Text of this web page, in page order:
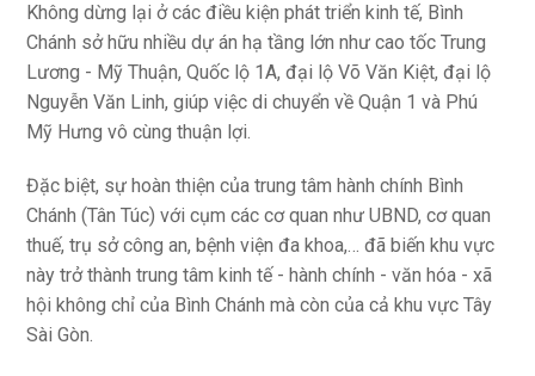
Không dừng lại ở các điều kiện phát triển kinh tế, Bình
Chánh sở hữu nhiều dự án hạ tầng lớn như cao tốc Trung
Lương - Mỹ Thuận, Quốc lộ 1A, đại lộ Võ Văn Kiệt, đại lộ
Nguyễn Văn Linh, giúp việc di chuyển về Quận 1 và Phú
Mỹ Hưng vô cùng thuận lợi.
Đặc biệt, sự hoàn thiện của trung tâm hành chính Bình
Chánh (Tân Túc) với cụm các cơ quan như UBND, cơ quan
thuế, trụ sở công an, bệnh viện đa khoa,… đã biến khu vực
này trở thành trung tâm kinh tế - hành chính - văn hóa - xã
hội không chỉ của Bình Chánh mà còn của cả khu vực Tây
Sài Gòn.